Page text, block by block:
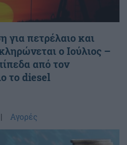
πετρέλαιο και
ο Ιούλιος –
από τον
το diesel
Αγορές